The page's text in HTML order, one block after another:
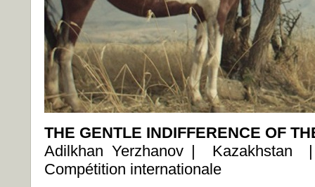
THE GENTLE INDIFFERENCE OF
Adilkhan Yerzhanov |
Compétition internationale